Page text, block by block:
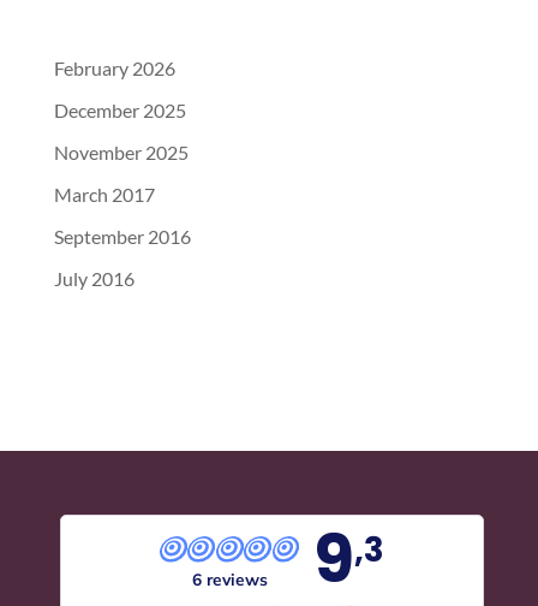
February 2026
December 2025
November 2025
March 2017
September 2016
July 2016
6 reviews 9,3